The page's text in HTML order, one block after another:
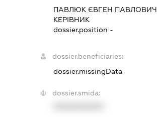
ПАВЛЮК ЄВГЕН ПАВЛОВИЧ
КЕРІВНИК
dossier.position -
dossier.beneficiaries:
dossier.missingData
dossier.smida: